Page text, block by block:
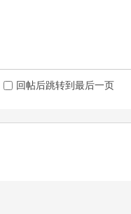
回帖后跳转到最后一页